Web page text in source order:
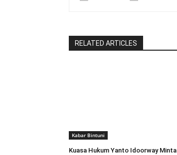
RELATED ARTICLES
Kabar Bintuni
Kuasa Hukum Yanto Idoorway Minta